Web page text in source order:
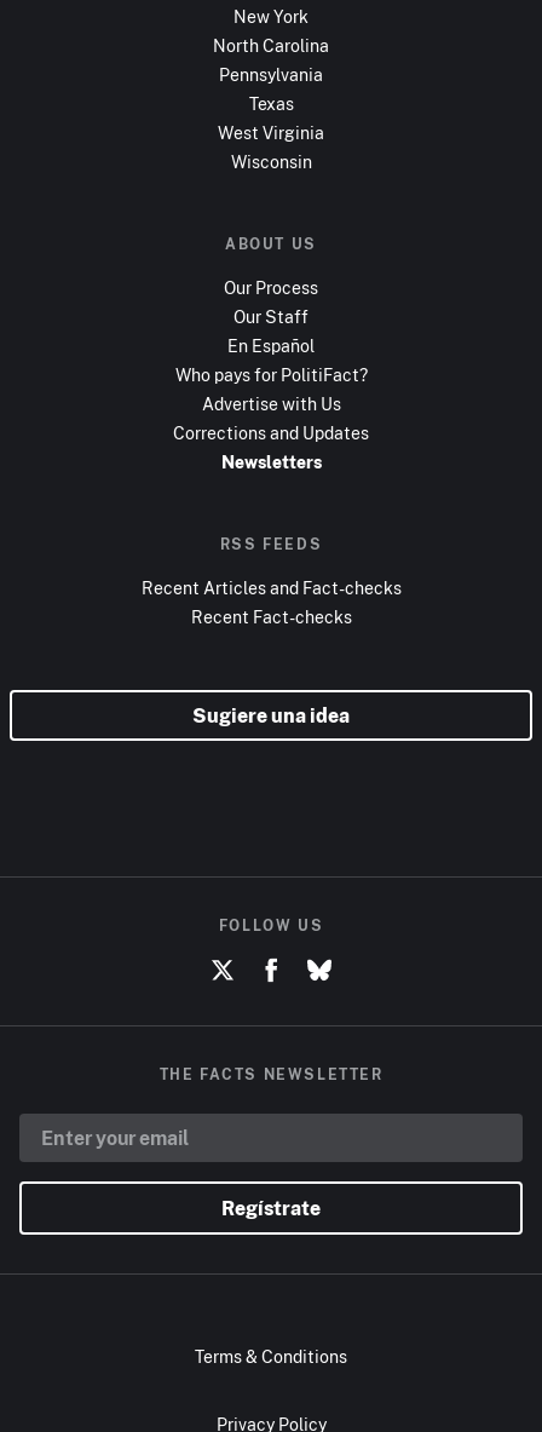
New York
North Carolina
Pennsylvania
Texas
West Virginia
Wisconsin
ABOUT US
Our Process
Our Staff
En Español
Who pays for PolitiFact?
Advertise with Us
Corrections and Updates
Newsletters
RSS FEEDS
Recent Articles and Fact-checks
Recent Fact-checks
Sugiere una idea
FOLLOW US
THE FACTS NEWSLETTER
Regístrate
Terms & Conditions
Privacy Policy